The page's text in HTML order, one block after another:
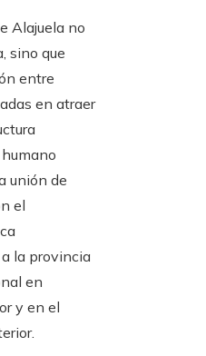
Alajuela no
sino que
entre
en atraer
unión de
el
la provincia
en
y en el